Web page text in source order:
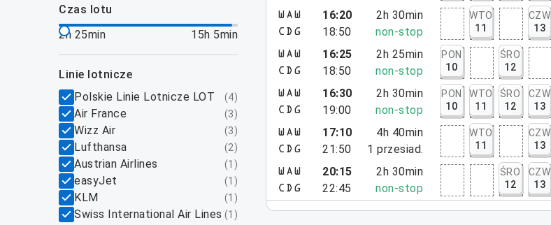
czas lotu
2h 25min
15h 5min
linie lotnicze
Polskie Linie Lotnicze LOT
(4)
Air France (3)
Wizz Air (3)
Lufthansa (2)
Austrian Airlines (1 )
easyJet (1 )
KLM (1 )
Swiss International Air Lines (1 )
WAW
CDG
16:20
18:50
2h 30min
non-stop
WTO
11
CZW
13
WAW
CDG
16:25
18:50
2h 25min
non-stop
PON
10
ŚRO
12
WAW
CDG
16:30
19:00
2h 30min
non-stop
PON
10
WTO
11
ŚRO
12
CZW
13
WAW
CDG
17:10
21:50
4h 40min
1 przesiad.
WTO
11
CZW
13
WAW
CDG
20:15
22:45
2h 30min
non-stop
ŚRO
12
CZW
13